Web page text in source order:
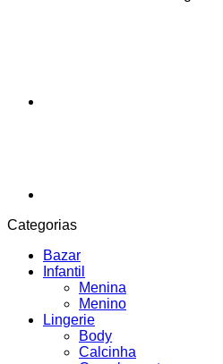
Categorias
Bazar
Infantil
Menina
Menino
Lingerie
Body
Calcinha